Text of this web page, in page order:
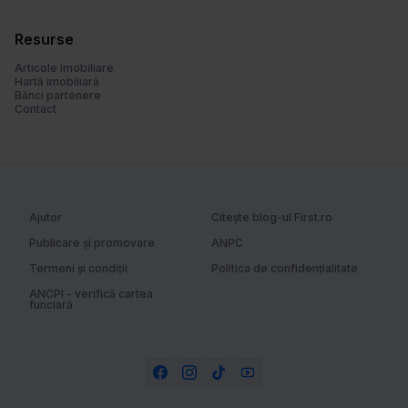
Resurse
Articole imobiliare
Hartă imobiliară
Bănci partenere
Contact
Ajutor
Citește blog-ul First.ro
Publicare și promovare
ANPC
Termeni și condiții
Politica de confidențialitate
ANCPI - verifică cartea
funciară